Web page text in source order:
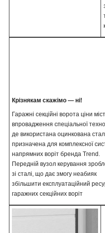
Крізнякам скажімо — ні!
Гаражні секційні ворота ціни
впровадження спеціальної
де використана оцинкована
призначена для комплексної
напрямних воріт бренда Trend.
Передній вузол керування
зі сталі, що дає змогу неабияк
збільшити експлуатаційний
гаражних секційних воріт